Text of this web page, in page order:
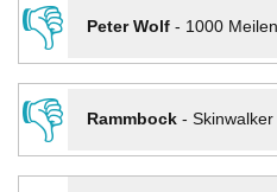
👎
Peter Wolf- 1000
👎
Rammbock- Skinwalker